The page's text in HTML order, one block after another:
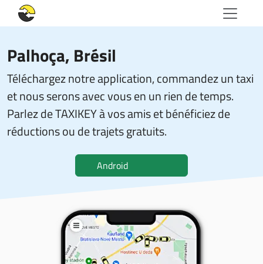
Palhoça, Brésil
Téléchargez notre application, commandez un taxi
et nous serons avec vous en un rien de temps.
Parlez de TAXIKEY à vos amis et bénéficiez de
réductions ou de trajets gratuits.
Android